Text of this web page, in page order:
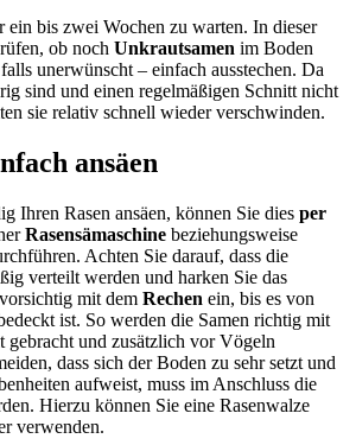
ein bis zwei Wochen zu warten. In dieser
ob noch Unkrautsamen im Boden
unerwünscht – einfach ausstechen. Da
sind und einen regelmäßigen Schnitt nicht
sie relativ schnell wieder verschwinden.
ansäen
Ihren Rasen ansäen, können Sie dies per
Rasensämaschine beziehungsweise
Achten Sie darauf, dass die
verteilt werden und harken Sie das
mit dem Rechen ein, bis es von
ist. So werden die Samen richtig mit
gebracht und zusätzlich vor Vögeln
dass sich der Boden zu sehr setzt und
aufweist, muss im Anschluss die
Hierzu können Sie eine Rasenwalze
verwenden.